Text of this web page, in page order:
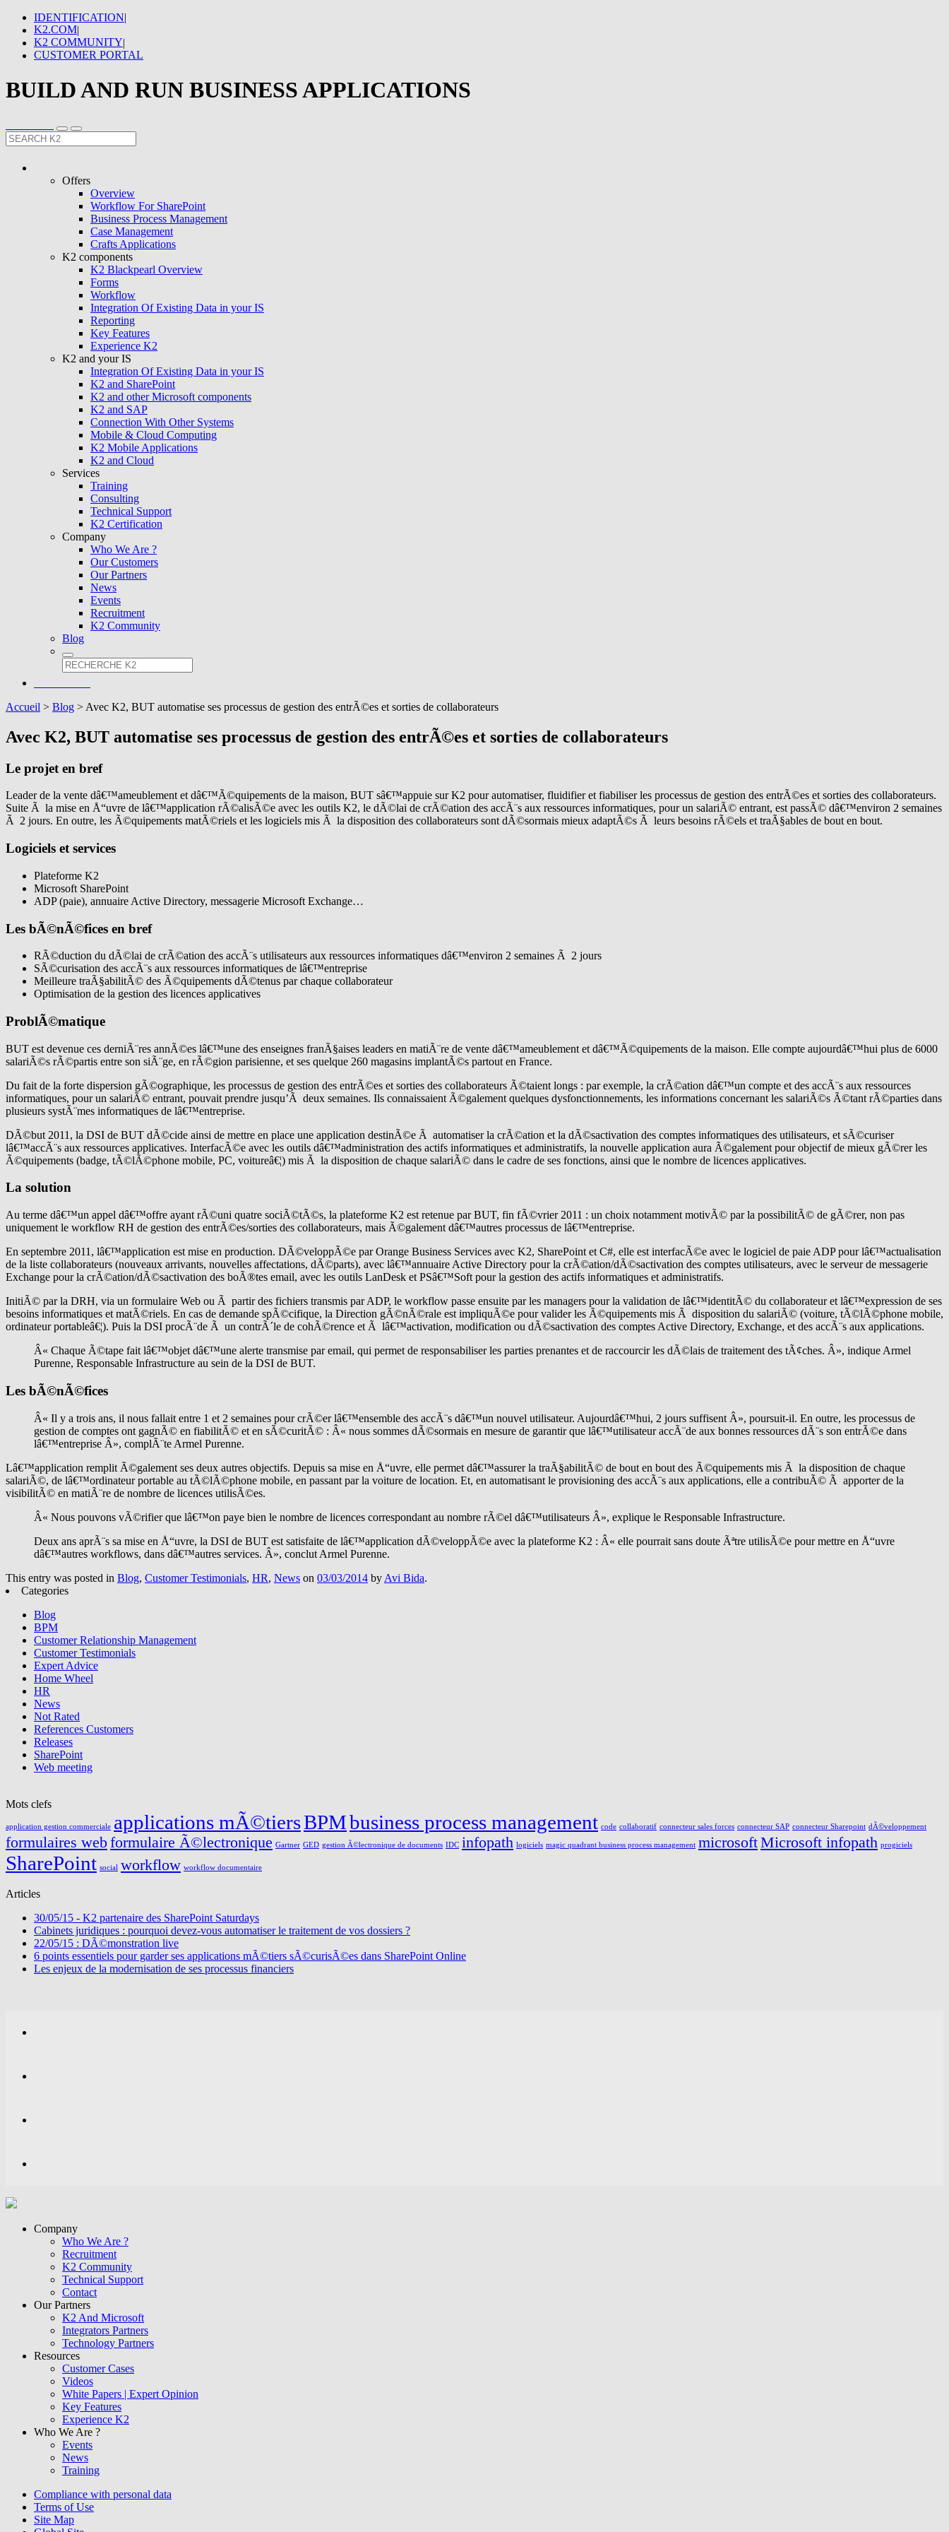
IDENTIFICATION|
K2.COM|
K2 COMMUNITY|
CUSTOMER PORTAL
BUILD AND RUN BUSINESS APPLICATIONS
Offers
Overview
Workflow For SharePoint
Business Process Management
Case Management
Crafts Applications
K2 components
K2 Blackpearl Overview
Forms
Workflow
Integration Of Existing Data in your IS
Reporting
Key Features
Experience K2
K2 and your IS
Integration Of Existing Data in your IS
K2 and SharePoint
K2 and other Microsoft components
K2 and SAP
Connection With Other Systems
Mobile & Cloud Computing
K2 Mobile Applications
K2 and Cloud
Services
Training
Consulting
Technical Support
K2 Certification
Company
Who We Are ?
Our Customers
Our Partners
News
Events
Recruitment
K2 Community
Blog
Accueil > Blog > Avec K2, BUT automatise ses processus de gestion des entrÃ©es et sorties de collaborateurs
Avec K2, BUT automatise ses processus de gestion des entrÃ©es et sorties de collaborateurs
Le projet en bref
Leader de la vente dâ€™ameublement et dâ€™Ã©quipements de la maison, BUT sâ€™appuie sur K2 pour automatiser, fluidifier et fiabiliser les processus de gestion des entrÃ©es et sorties des collaborateurs.
Suite Ã la mise en Å“uvre de lâ€™application rÃ©alisÃ©e avec les outils K2, le dÃ©lai de crÃ©ation des accÃ¨s aux ressources informatiques, pour un salariÃ© entrant, est passÃ© dâ€™environ 2 semaines
Ã 2 jours. En outre, les Ã©quipements matÃ©riels et les logiciels mis Ã la disposition des collaborateurs sont dÃ©sormais mieux adaptÃ©s Ã leurs besoins rÃ©els et traÃ§ables de bout en bout.
Logiciels et services
Plateforme K2
Microsoft SharePoint
ADP (paie), annuaire Active Directory, messagerie Microsoft Exchange…
Les bÃ©nÃ©fices en bref
RÃ©duction du dÃ©lai de crÃ©ation des accÃ¨s utilisateurs aux ressources informatiques dâ€™environ 2 semaines Ã 2 jours
SÃ©curisation des accÃ¨s aux ressources informatiques de lâ€™entreprise
Meilleure traÃ§abilitÃ© des Ã©quipements dÃ©tenus par chaque collaborateur
Optimisation de la gestion des licences applicatives
ProblÃ©matique
BUT est devenue ces derniÃ¨res annÃ©es lâ€™une des enseignes franÃ§aises leaders en matiÃ¨re de vente dâ€™ameublement et dâ€™Ã©quipements de la maison. Elle compte aujourdâ€™hui plus de 6000
salariÃ©s rÃ©partis entre son siÃ¨ge, en rÃ©gion parisienne, et ses quelque 260 magasins implantÃ©s partout en France.
Du fait de la forte dispersion gÃ©ographique, les processus de gestion des entrÃ©es et sorties des collaborateurs Ã©taient longs : par exemple, la crÃ©ation dâ€™un compte et des accÃ¨s aux ressources
informatiques, pour un salariÃ© entrant, pouvait prendre jusqu’Ã deux semaines. Ils connaissaient Ã©galement quelques dysfonctionnements, les informations concernant les salariÃ©s Ã©tant rÃ©parties dans
plusieurs systÃ¨mes informatiques de lâ€™entreprise.
DÃ©but 2011, la DSI de BUT dÃ©cide ainsi de mettre en place une application destinÃ©e Ã automatiser la crÃ©ation et la dÃ©sactivation des comptes informatiques des utilisateurs, et sÃ©curiser
lâ€™accÃ¨s aux ressources applicatives. InterfacÃ©e avec les outils dâ€™administration des actifs informatiques et administratifs, la nouvelle application aura Ã©galement pour objectif de mieux gÃ©rer les
Ã©quipements (badge, tÃ©lÃ©phone mobile, PC, voitureâ€¦) mis Ã la disposition de chaque salariÃ© dans le cadre de ses fonctions, ainsi que le nombre de licences applicatives.
La solution
Au terme dâ€™un appel dâ€™offre ayant rÃ©uni quatre sociÃ©tÃ©s, la plateforme K2 est retenue par BUT, fin fÃ©vrier 2011 : un choix notamment motivÃ© par la possibilitÃ© de gÃ©rer, non pas
uniquement le workflow RH de gestion des entrÃ©es/sorties des collaborateurs, mais Ã©galement dâ€™autres processus de lâ€™entreprise.
En septembre 2011, lâ€™application est mise en production. DÃ©veloppÃ©e par Orange Business Services avec K2, SharePoint et C#, elle est interfacÃ©e avec le logiciel de paie ADP pour lâ€™actualisation
de la liste collaborateurs (nouveaux arrivants, nouvelles affectations, dÃ©parts), avec lâ€™annuaire Active Directory pour la crÃ©ation/dÃ©sactivation des comptes utilisateurs, avec le serveur de messagerie
Exchange pour la crÃ©ation/dÃ©sactivation des boÃ®tes email, avec les outils LanDesk et PSâ€™Soft pour la gestion des actifs informatiques et administratifs.
InitiÃ© par la DRH, via un formulaire Web ou Ã partir des fichiers transmis par ADP, le workflow passe ensuite par les managers pour la validation de lâ€™identitÃ© du collaborateur et lâ€™expression de ses
besoins informatiques et matÃ©riels. En cas de demande spÃ©cifique, la Direction gÃ©nÃ©rale est impliquÃ©e pour valider les Ã©quipements mis Ã disposition du salariÃ© (voiture, tÃ©lÃ©phone mobile,
ordinateur portableâ€¦). Puis la DSI procÃ¨de Ã un contrÃ´le de cohÃ©rence et Ã lâ€™activation, modification ou dÃ©sactivation des comptes Active Directory, Exchange, et des accÃ¨s aux applications.
Â« Chaque Ã©tape fait lâ€™objet dâ€™une alerte transmise par email, qui permet de responsabiliser les parties prenantes et de raccourcir les dÃ©lais de traitement des tÃ¢ches. Â», indique Armel
Purenne, Responsable Infrastructure au sein de la DSI de BUT.
Les bÃ©nÃ©fices
Â« Il y a trois ans, il nous fallait entre 1 et 2 semaines pour crÃ©er lâ€™ensemble des accÃ¨s dâ€™un nouvel utilisateur. Aujourdâ€™hui, 2 jours suffisent Â», poursuit-il. En outre, les processus de
gestion de comptes ont gagnÃ© en fiabilitÃ© et en sÃ©curitÃ© : Â« nous sommes dÃ©sormais en mesure de garantir que lâ€™utilisateur accÃ¨de aux bonnes ressources dÃ¨s son entrÃ©e dans
lâ€™entreprise Â», complÃ¨te Armel Purenne.
Lâ€™application remplit Ã©galement ses deux autres objectifs. Depuis sa mise en Å“uvre, elle permet dâ€™assurer la traÃ§abilitÃ© de bout en bout des Ã©quipements mis Ã la disposition de chaque
salariÃ©, de lâ€™ordinateur portable au tÃ©lÃ©phone mobile, en passant par la voiture de location. Et, en automatisant le provisioning des accÃ¨s aux applications, elle a contribuÃ© Ã apporter de la
visibilitÃ© en matiÃ¨re de nombre de licences utilisÃ©es.
Â« Nous pouvons vÃ©rifier que lâ€™on paye bien le nombre de licences correspondant au nombre rÃ©el dâ€™utilisateurs Â», explique le Responsable Infrastructure.
Deux ans aprÃ¨s sa mise en Å“uvre, la DSI de BUT est satisfaite de lâ€™application dÃ©veloppÃ©e avec la plateforme K2 : Â« elle pourrait sans doute Ãªtre utilisÃ©e pour mettre en Å“uvre
dâ€™autres workflows, dans dâ€™autres services. Â», conclut Armel Purenne.
This entry was posted in Blog, Customer Testimonials, HR, News on 03/03/2014 by Avi Bida.
Categories
Blog
BPM
Customer Relationship Management
Customer Testimonials
Expert Advice
Home Wheel
HR
News
Not Rated
References Customers
Releases
SharePoint
Web meeting
Mots clefs
application gestion commerciale applications mÃ©tiersBPMbusiness process management code collaboratif connecteur sales forces connecteur SAP connecteur Sharepoint dÃ©veloppement
formulaires webformulaire Ã©lectronique Gartner GED gestion Ã©lectronique de documents IDC infopath logiciels magic quadrant business process management microsoftMicrosoft infopath progiciels
SharePoint social workflow workflow documentaire
Articles
30/05/15 - K2 partenaire des SharePoint Saturdays
Cabinets juridiques : pourquoi devez-vous automatiser le traitement de vos dossiers ?
22/05/15 : DÃ©monstration live
6 points essentiels pour garder ses applications mÃ©tiers sÃ©curisÃ©es dans SharePoint Online
Les enjeux de la modernisation de ses processus financiers
Company
Who We Are ?
Recruitment
K2 Community
Technical Support
Contact
Our Partners
K2 And Microsoft
Integrators Partners
Technology Partners
Resources
Customer Cases
Videos
White Papers | Expert Opinion
Key Features
Experience K2
Who We Are ?
Events
News
Training
Compliance with personal data
Terms of Use
Site Map